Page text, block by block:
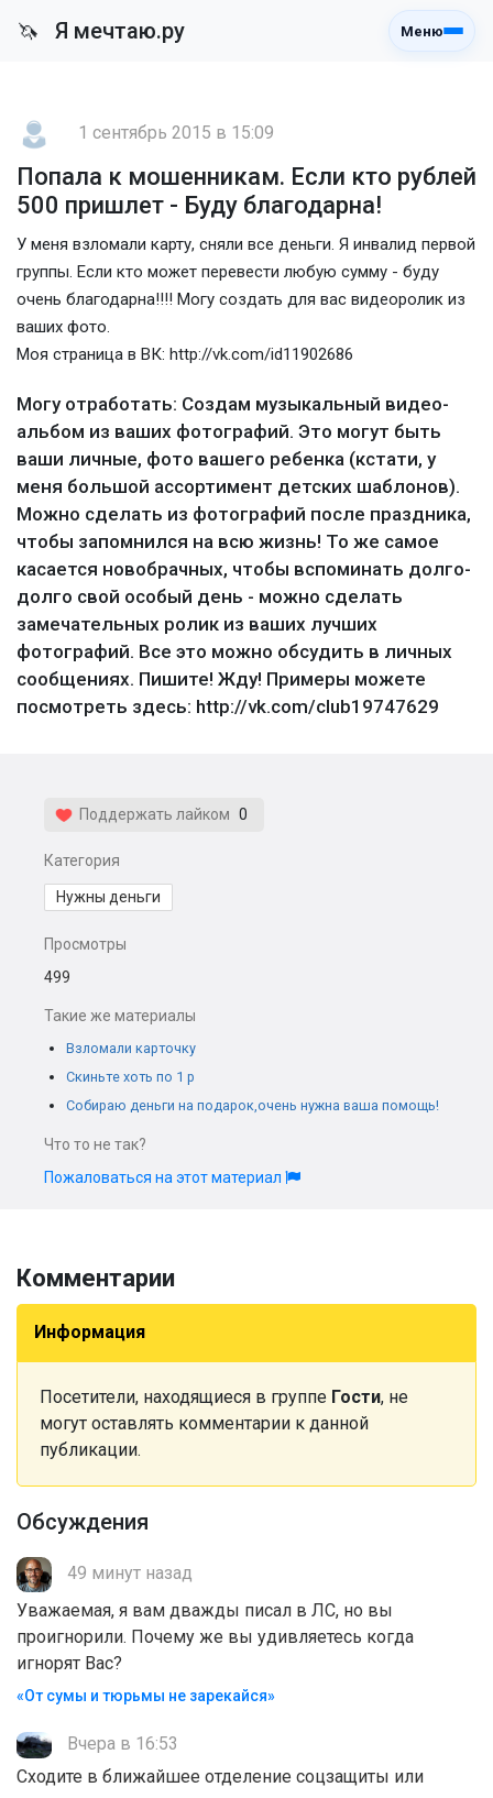
🦄 Я мечтаю.ру Меню
1 сентябрь 2015 в 15:09
Попала к мошенникам. Если кто рублей
500 пришлет - Буду благодарна!
У меня взломали карту, сняли все деньги. Я инвалид первой
группы. Если кто может перевести любую сумму - буду
очень благодарна!!!! Могу создать для вас видеоролик из
ваших фото.
Моя страница в ВК: http://vk.com/id11902686
Могу отработать: Создам музыкальный видео-
альбом из ваших фотографий. Это могут быть
ваши личные, фото вашего ребенка (кстати, у
меня большой ассортимент детских шаблонов).
Можно сделать из фотографий после праздника,
чтобы запомнился на всю жизнь! То же самое
касается новобрачных, чтобы вспоминать долго-
долго свой особый день - можно сделать
замечательных ролик из ваших лучших
фотографий. Все это можно обсудить в личных
сообщениях. Пишите! Жду! Примеры можете
посмотреть здесь: http://vk.com/club19747629
Поддержать лайком 0
Категория
Нужны деньги
Просмотры
499
Такие же материалы
Взломали карточку
Скиньте хоть по 1 р
Собираю деньги на подарок,очень нужна ваша помощь!
Что то не так?
Пожаловаться на этот материал
Комментарии
Информация
Посетители, находящиеся в группе Гости, не
могут оставлять комментарии к данной
публикации.
Обсуждения
49 минут назад
Уважаемая, я вам дважды писал в ЛС, но вы
проигнорили. Почему же вы удивляетесь когда
игнорят Вас?
«От сумы и тюрьмы не зарекайся»
Вчера в 16:53
Сходите в ближайшее отделение соцзащиты или